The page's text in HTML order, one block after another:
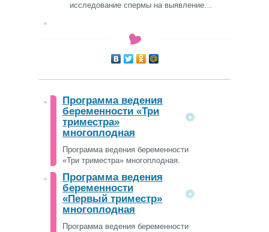
исследование спермы на выявление…
Программа ведения
беременности «Три
триместра»
многоплодная
Программа ведения беременности
«Три триместра» многоплодная.
Программа ведения
беременности
«Первый триместр»
многоплодная
Программа ведения беременности